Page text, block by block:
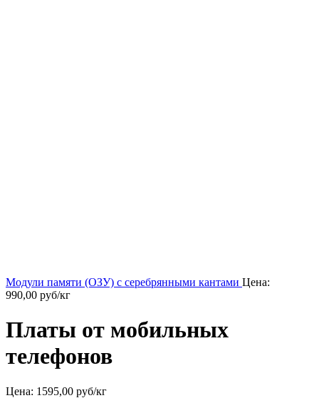
Модули памяти (ОЗУ) с серебрянными кантами Цена:
990,00 руб/кг
Платы от мобильных
телефонов
Цена: 1595,00 руб/кг